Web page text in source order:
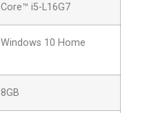
Core™ i5-L16G7
Windows 10 Home
8GB